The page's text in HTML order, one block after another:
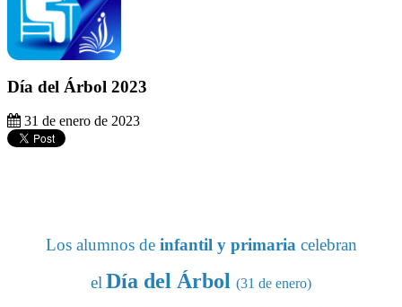
Día del Árbol 2023
31 de enero de 2023
Los alumnos deinfantil y primariacelebran
elDía del Árbol (31 de enero)